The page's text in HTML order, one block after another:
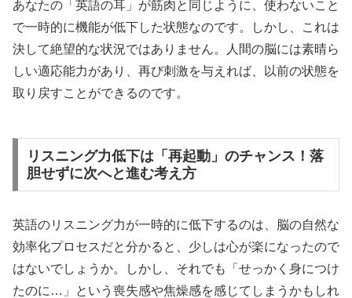
あなたの「英語の耳」が筋肉と同じように、使わないこと
で一時的に機能が低下した状態なのです。しかし、これは
決して絶望的な状況ではありません。人間の脳には素晴ら
しい適応能力があり、再び刺激を与えれば、以前の状態を
取り戻すことができるのです。
リスニング力低下は「再起動」のチャンス！落
胆せずに次へと進む考え方
英語のリスニング力が一時的に低下するのは、脳の自然な
効率化プロセスだと分かると、少しは心が楽になったので
はないでしょうか。しかし、それでも「せっかく身につけ
たのに…」という喪失感や焦燥感を感じてしまうかもしれ